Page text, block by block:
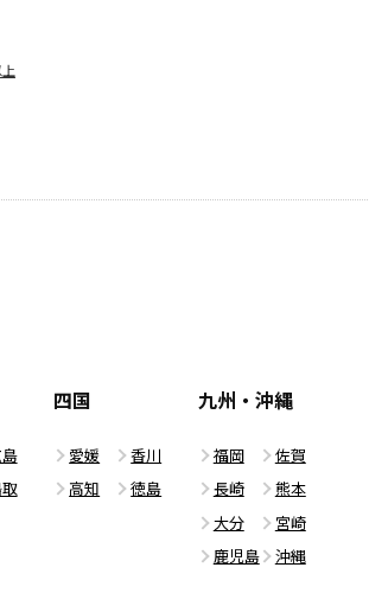
四国
愛媛
香川
高知
徳島
九州・沖縄
福岡
佐賀
長崎
熊本
大分
宮崎
鹿児島
沖縄